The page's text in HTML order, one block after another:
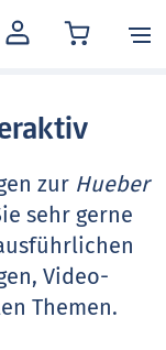
zur Hueber
sehr gerne
Video-
Themen.